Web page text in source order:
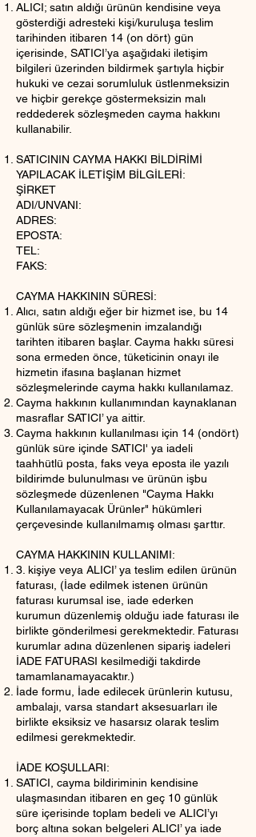
ALICI; satın aldığı ürünün kendisine veya
gösterdiği adresteki kişi/kuruluşa teslim
tarihinden itibaren 14 (on dört) gün
içerisinde, SATICI’ya aşağıdaki iletişim
bilgileri üzerinden bildirmek şartıyla hiçbir
hukuki ve cezai sorumluluk üstlenmeksizin
ve hiçbir gerekçe göstermeksizin malı
reddederek sözleşmeden cayma hakkını
kullanabilir.
SATICININ CAYMA HAKKI BİLDİRİMİ
YAPILACAK İLETİŞİM BİLGİLERİ:
ŞİRKET
ADI/UNVANI:
ADRES:
EPOSTA:
TEL:
FAKS:
CAYMA HAKKININ SÜRESİ:
Alıcı, satın aldığı eğer bir hizmet ise, bu 14
günlük süre sözleşmenin imzalandığı
tarihten itibaren başlar. Cayma hakkı süresi
sona ermeden önce, tüketicinin onayı ile
hizmetin ifasına başlanan hizmet
sözleşmelerinde cayma hakkı kullanılamaz.
Cayma hakkının kullanımından kaynaklanan
masraflar SATICI’ ya aittir.
Cayma hakkının kullanılması için 14 (ondört)
günlük süre içinde SATICI' ya iadeli
taahhütlü posta, faks veya eposta ile yazılı
bildirimde bulunulması ve ürünün işbu
sözleşmede düzenlenen "Cayma Hakkı
Kullanılamayacak Ürünler" hükümleri
çerçevesinde kullanılmamış olması şarttır.
CAYMA HAKKININ KULLANIMI:
3. kişiye veya ALICI’ ya teslim edilen ürünün
faturası, (İade edilmek istenen ürünün
faturası kurumsal ise, iade ederken
kurumun düzenlemiş olduğu iade faturası ile
birlikte gönderilmesi gerekmektedir. Faturası
kurumlar adına düzenlenen sipariş iadeleri
İADE FATURASI kesilmediği takdirde
tamamlanamayacaktır.)
İade formu, İade edilecek ürünlerin kutusu,
ambalajı, varsa standart aksesuarları ile
birlikte eksiksiz ve hasarsız olarak teslim
edilmesi gerekmektedir.
İADE KOŞULLARI:
SATICI, cayma bildiriminin kendisine
ulaşmasından itibaren en geç 10 günlük
süre içerisinde toplam bedeli ve ALICI’yı
borç altına sokan belgeleri ALICI’ ya iade